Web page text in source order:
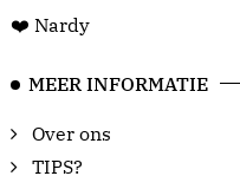
❤️ Nardy
MEER INFORMATIE
Over ons
TIPS?